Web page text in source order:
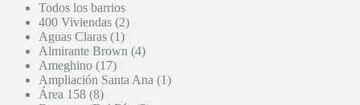
Todos los barrios
400 Viviendas (2)
Aguas Claras (1)
Almirante Brown (4)
Ameghino (17)
Ampliación Santa Ana (1)
Área 158 (8)